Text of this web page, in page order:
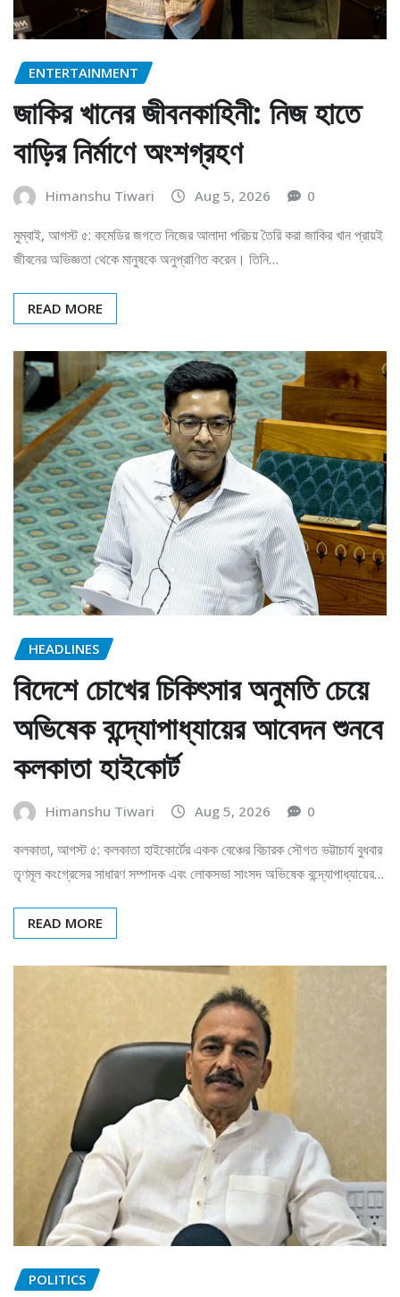
ENTERTAINMENT
জাকির খানের জীবনকাহিনী: নিজ হাতে
বাড়ির নির্মাণে অংশগ্রহণ
Himanshu Tiwari Aug 5, 2026 0
মুম্বাই, আগস্ট ৫: কমেডির জগতে নিজের আলাদা পরিচয় তৈরি করা জাকির খান প্রায়ই
জীবনের অভিজ্ঞতা থেকে মানুষকে অনুপ্রাণিত করেন। তিনি…
READ MORE
HEADLINES
বিদেশে চোখের চিকিৎসার অনুমতি চেয়ে
অভিষেক বন্দ্যোপাধ্যায়ের আবেদন শুনবে
কলকাতা হাইকোর্ট
Himanshu Tiwari Aug 5, 2026 0
কলকাতা, আগস্ট ৫: কলকাতা হাইকোর্টের একক বেঞ্চের বিচারক সৌগত ভট্টাচার্য বুধবার
তৃণমূল কংগ্রেসের সাধারণ সম্পাদক এবং লোকসভা সাংসদ অভিষেক বন্দ্যোপাধ্যায়ের…
READ MORE
POLITICS